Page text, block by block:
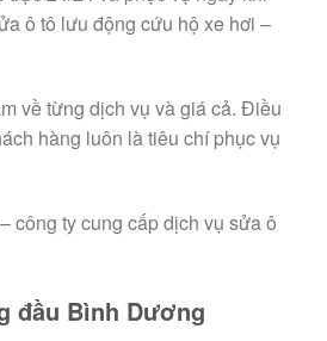
ô tô lưu động cứu hộ xe hơi –
về từng dịch vụ và giá cả. Điều
hàng luôn là tiêu chí phục vụ
công ty cung cấp dịch vụ sửa ô
đầu Bình Dương